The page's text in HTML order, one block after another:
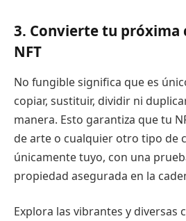
3. Convierte tu próxima
NFT
No fungible significa que es
copiar, sustituir, dividir ni
manera. Esto garantiza que tu
de arte o cualquier otro tipo de
únicamente tuyo, con una
propiedad asegurada en la
Explora las vibrantes y diversas